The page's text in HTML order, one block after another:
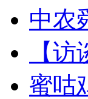
中农
【
蜜咕